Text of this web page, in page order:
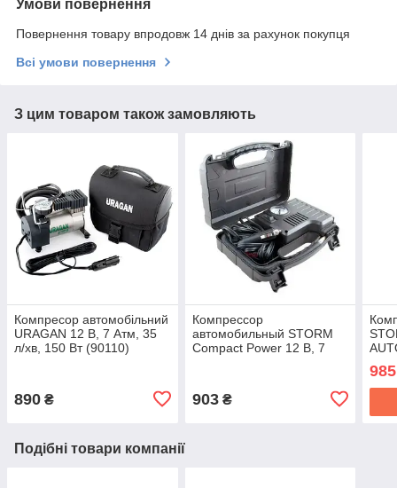
Умови повернення
Повернення товару впродовж 14 днів за рахунок покупця
Всі умови повернення
З цим товаром також замовляють
Компресор автомобільний
URAGAN 12 В, 7 Атм, 35
л/хв, 150 Вт (90110)
890 ₴
Компрессор
автомобильный STORM
Compact Power 12 В, 7
903₴
Подібні товари компанії